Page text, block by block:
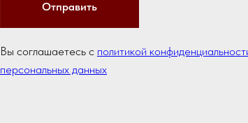
Отправить
Вы соглашаетесь с политикой
персональных данных